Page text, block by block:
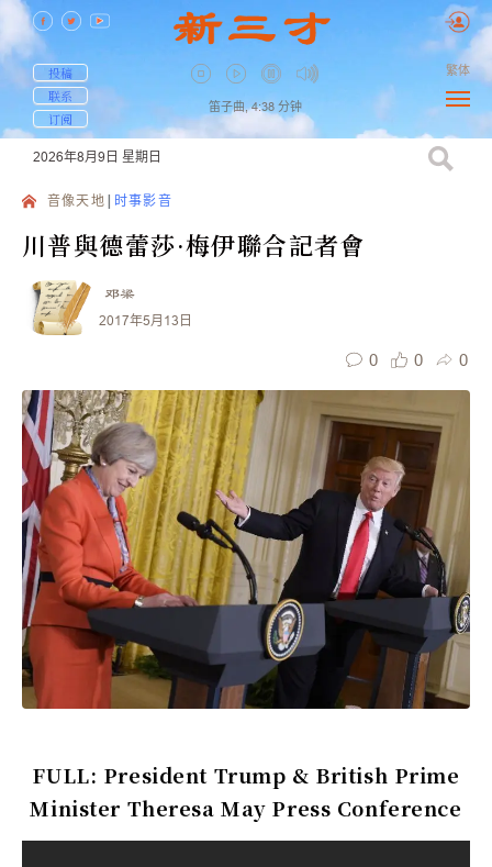
投稿
联系
订阅
笛子曲, 4:38 分钟
繁体
2026年8月9日 星期日
音像天地 时事影音
川普與德蕾莎·梅伊聯合記者會
邓梁
2017年5月13日
0 0 0
FULL: President Trump & British Prime
Minister Theresa May Press Conference